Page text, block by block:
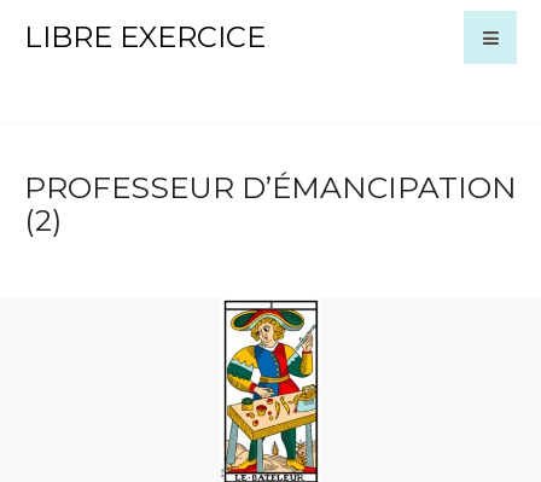
LIBRE EXERCICE
PROFESSEUR D’ÉMANCIPATION
(2)